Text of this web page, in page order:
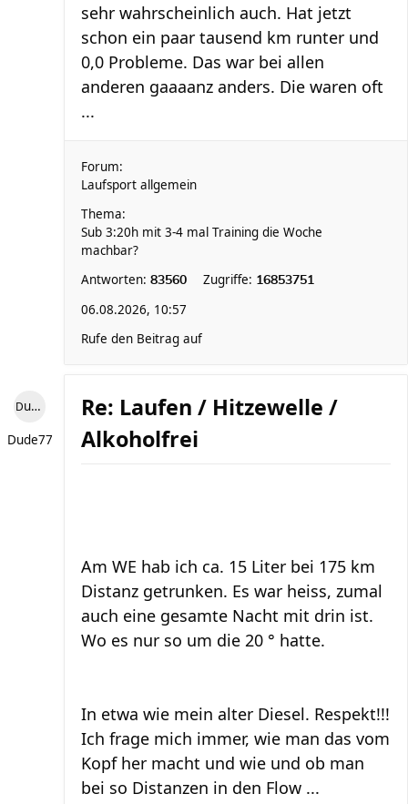
sehr wahrscheinlich auch. Hat jetzt
schon ein paar tausend km runter und
0,0 Probleme. Das war bei allen
anderen gaaaanz anders. Die waren oft
...
Forum:
Laufsport allgemein
Thema:
Sub 3:20h mit 3-4 mal Training die Woche
machbar?
Antworten: 83560 Zugriffe: 16853751
06.08.2026, 10:57
Rufe den Beitrag auf
Dude77
Dude77
Re: Laufen / Hitzewelle /
Alkoholfrei
Am WE hab ich ca. 15 Liter bei 175 km
Distanz getrunken. Es war heiss, zumal
auch eine gesamte Nacht mit drin ist.
Wo es nur so um die 20 ° hatte.
In etwa wie mein alter Diesel. Respekt!!!
Ich frage mich immer, wie man das vom
Kopf her macht und wie und ob man
bei so Distanzen in den Flow ...